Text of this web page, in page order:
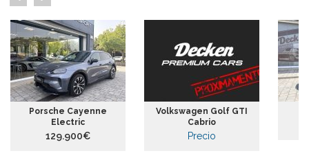
Porsche Cayenne
Electric
129.900€
Volkswagen Golf GTI
Cabrio
Precio